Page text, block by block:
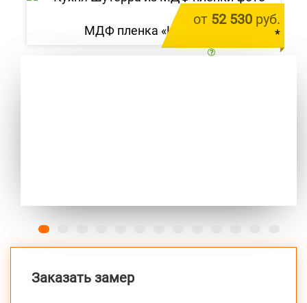
от 52 530 руб.
*
МДФ пленка «Шутерра»
Заказать замер